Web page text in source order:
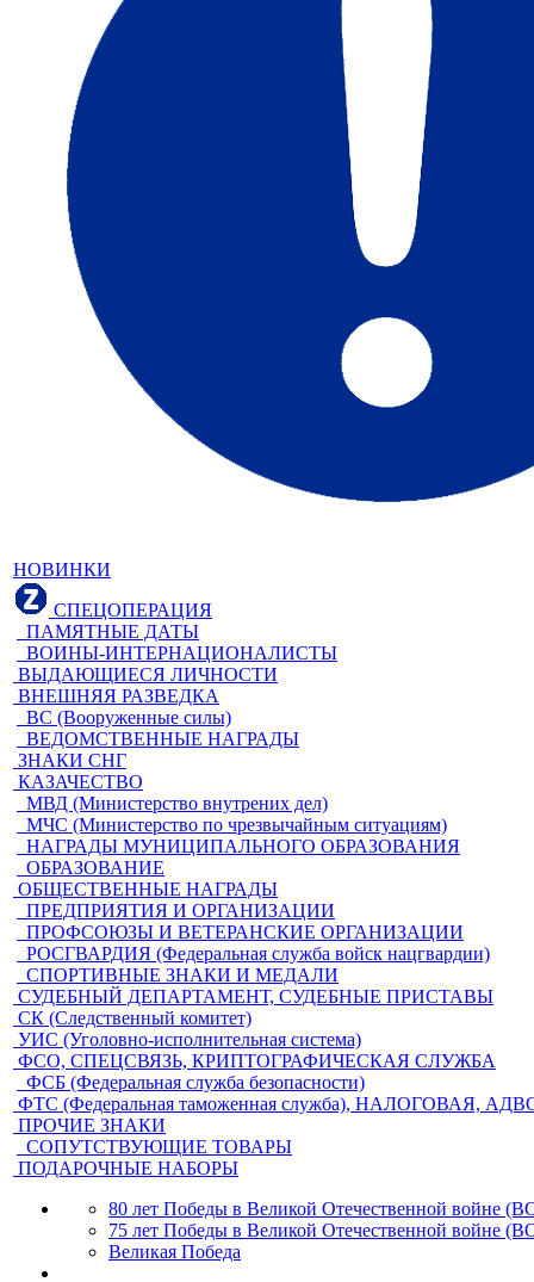
НОВИНКИ
СПЕЦОПЕРАЦИЯ
ПАМЯТНЫЕ ДАТЫ
ВОИНЫ-ИНТЕРНАЦИОНАЛИСТЫ
ВЫДАЮЩИЕСЯ ЛИЧНОСТИ
ВНЕШНЯЯ РАЗВЕДКА
ВС (Вооруженные силы)
ВЕДОМСТВЕННЫЕ НАГРАДЫ
ЗНАКИ СНГ
КАЗАЧЕСТВО
МВД (Министерство внутрених дел)
МЧС (Министерство по чрезвычайным ситуациям)
НАГРАДЫ МУНИЦИПАЛЬНОГО ОБРАЗОВАНИЯ
ОБРАЗОВАНИЕ
ОБЩЕСТВЕННЫЕ НАГРАДЫ
ПРЕДПРИЯТИЯ И ОРГАНИЗАЦИИ
ПРОФСОЮЗЫ И ВЕТЕРАНСКИЕ ОРГАНИЗАЦИИ
РОСГВАРДИЯ (Федеральная служба войск нацгвардии)
СПОРТИВНЫЕ ЗНАКИ И МЕДАЛИ
СУДЕБНЫЙ ДЕПАРТАМЕНТ, СУДЕБНЫЕ ПРИСТАВЫ
СК (Следственный комитет)
УИС (Уголовно-исполнительная система)
ФСО, СПЕЦСВЯЗЬ, КРИПТОГРАФИЧЕСКАЯ СЛУЖБА
ФСБ (Федеральная служба безопасности)
ФТС (Федеральная таможенная служба), НАЛОГОВАЯ,
ПРОЧИЕ ЗНАКИ
СОПУТСТВУЮЩИЕ ТОВАРЫ
ПОДАРОЧНЫЕ НАБОРЫ
80 лет Победы в Великой Отечественной войне
75 лет Победы в Великой Отечественной войне
Великая Победа